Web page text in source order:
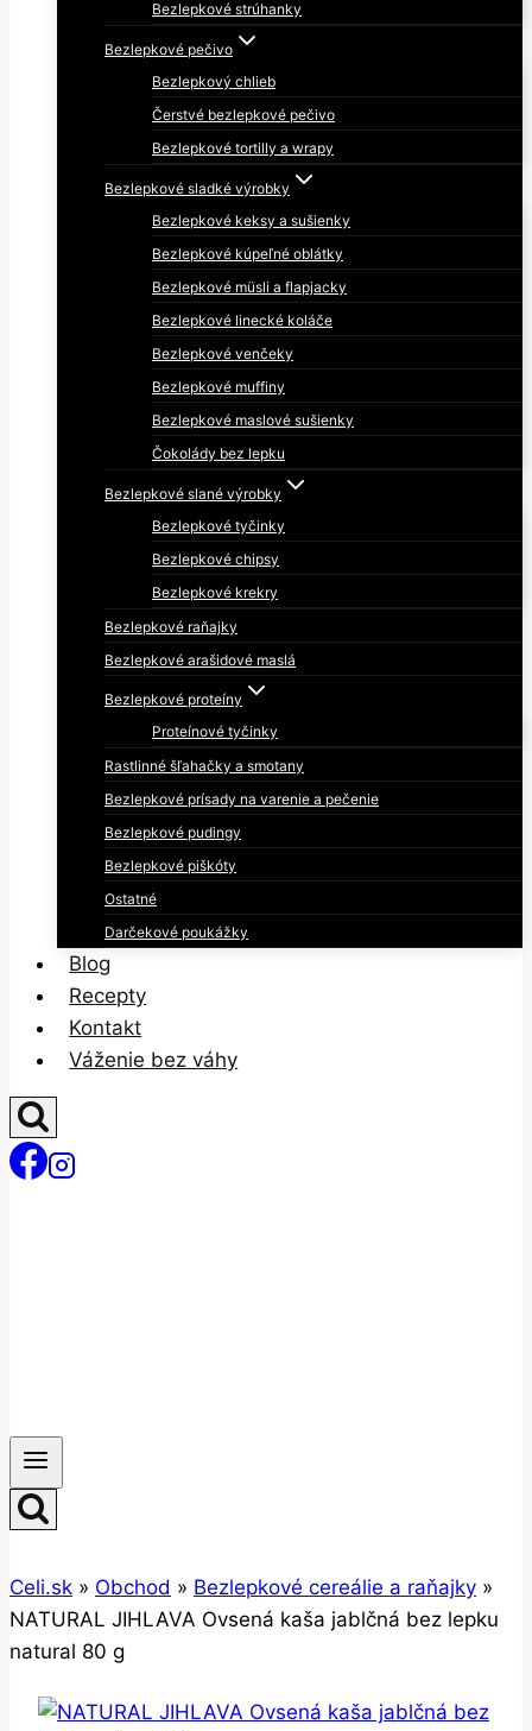
Bezlepkové strúhanky
Bezlepkové pečivo
Bezlepkový chlieb
Čerstvé bezlepkové pečivo
Bezlepkové tortilly a wrapy
Bezlepkové sladké výrobky
Bezlepkové keksy a sušienky
Bezlepkové kúpeľné oblátky
Bezlepkové müsli a flapjacky
Bezlepkové linecké koláče
Bezlepkové venčeky
Bezlepkové muffiny
Bezlepkové maslové sušienky
Čokolády bez lepku
Bezlepkové slané výrobky
Bezlepkové tyčinky
Bezlepkové chipsy
Bezlepkové krekry
Bezlepkové raňajky
Bezlepkové arašidové maslá
Bezlepkové proteíny
Proteínové tyčinky
Rastlinné šľahačky a smotany
Bezlepkové prísady na varenie a pečenie
Bezlepkové pudingy
Bezlepkové piškóty
Ostatné
Darčekové poukážky
Blog
Recepty
Kontakt
Váženie bez váhy
Celi.sk » Obchod » Bezlepkové cereálie a raňajky »
NATURAL JIHLAVA Ovsená kaša jablčná bez lepku
natural 80 g